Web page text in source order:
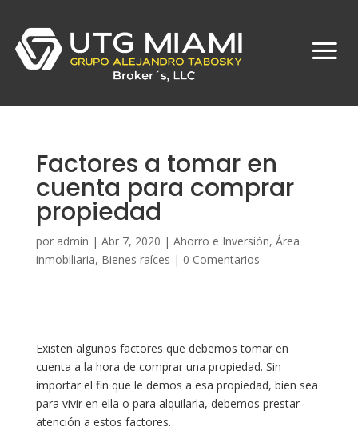
Factores a tomar en
cuenta para comprar
propiedad
por admin | Abr 7, 2020 | Ahorro e Inversión, Área
inmobiliaria, Bienes raíces | 0 Comentarios
Existen algunos factores que debemos tomar en
cuenta a la hora de comprar una propiedad. Sin
importar el fin que le demos a esa propiedad, bien sea
para vivir en ella o para alquilarla, debemos prestar
atención a estos factores.